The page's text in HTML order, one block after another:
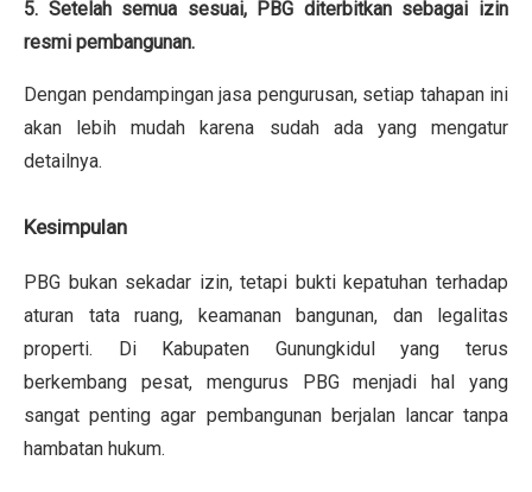
5. Setelah semua sesuai, PBG diterbitkan sebagai izin
resmi pembangunan.
Dengan pendampingan jasa pengurusan, setiap tahapan ini
akan lebih mudah karena sudah ada yang mengatur
detailnya.
Kesimpulan
PBG bukan sekadar izin, tetapi bukti kepatuhan terhadap
aturan tata ruang, keamanan bangunan, dan legalitas
properti. Di Kabupaten Gunungkidul yang terus
berkembang pesat, mengurus PBG menjadi hal yang
sangat penting agar pembangunan berjalan lancar tanpa
hambatan hukum.